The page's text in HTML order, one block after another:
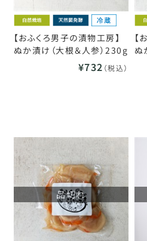
【おふくろ男子の漬物工房】
ぬか漬け（大根＆人参）230g
¥732 （税込）
【
ぬ
品切れ